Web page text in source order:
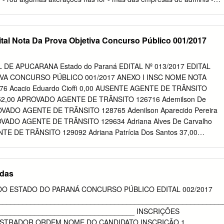
aprovação de uma Começa a valer em Goiânia o Legislativa de
à Constituição, mas há tra - novo decreto da Prefeitura de Goiânia,
Constituição tativas para a busca de mais parlamentares,
de emen - além de reforçar o diálogo com deputados que algumas
(PEC) são mais ligados ao setor público.
Nota Da Prova Objetiva Concurso Público 001/2017
DE APUCARANA Estado do Paraná EDITAL Nº 013/2017 EDITAL
CONCURSO PÚBLICO 001/2017 ANEXO I INSC NOME NOTA
Acacio Eduardo Cioffi 0,00 AUSENTE AGENTE DE TRÂNSITO
APROVADO AGENTE DE TRÂNSITO 126716 Ademilson De
AGENTE DE TRÂNSITO 128765 Adenilson Aparecido Pereira
AGENTE DE TRÂNSITO 129634 Adriana Alves De Carvalho
DE TRÂNSITO 129092 Adriana Patrícia Dos Santos 37,00
41,00 REPROVADO AGENTE DE TRÂNSITO 124488 Adriano
AGENTE DE TRÂNSITO 114954 Adriano Rodrigo De
Ailton Reginaldo Do Nascimento 42,00 REPROVADO AGENTE
Pavani 36,00 REPROVADO AGENTE DE TRÂNSITO 123792
ESTADO DO PARANÁ CONCURSO PÚBLICO EDITAL 002/2017
INSCRIÇÕES
ORDEM NOME DO CANDIDATO INSCRIÇÃO 1